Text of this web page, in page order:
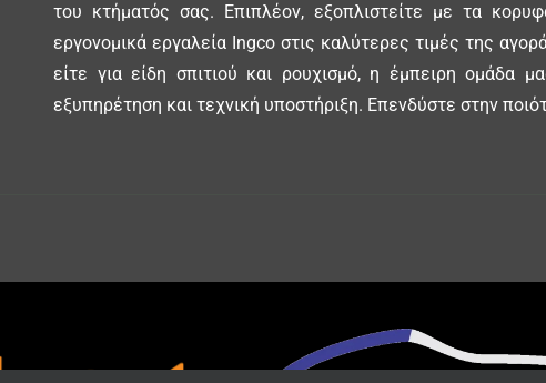
του κτήματός σας. Επιπλέον, εξοπλιστείτε με τα
εργονομικά εργαλεία Ingco στις καλύτερες τιμές της
είτε για είδη σπιτιού και ρουχισμό, η έμπειρη ομάδα
εξυπηρέτηση και τεχνική υποστήριξη. Επενδύστε στην